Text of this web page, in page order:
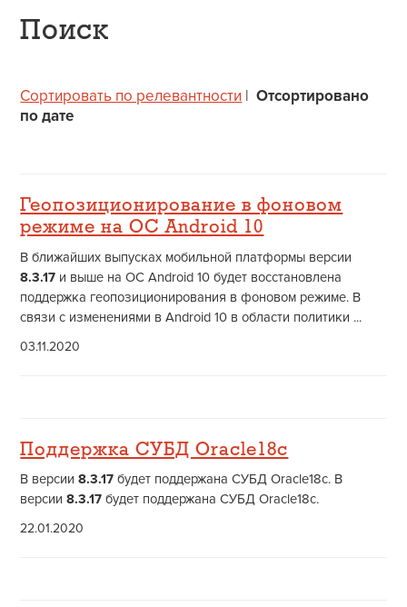
Поиск
Сортировать по релевантности |Отсортировано
по дате
Геопозиционирование в фоновом
режиме на ОС Android 10
В ближайших выпусках мобильной платформы версии
8.3.17 и выше на ОС Android 10 будет восстановлена
поддержка геопозиционирования в фоновом режиме. В
связи с изменениями в Android 10 в области политики ...
03.11.2020
Поддержка СУБД Oracle18c
В версии8.3.17 будет поддержана СУБД Oracle18c. В
версии8.3.17 будет поддержана СУБД Oracle18c.
22.01.2020